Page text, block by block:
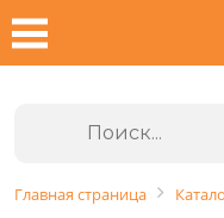
Главная страница